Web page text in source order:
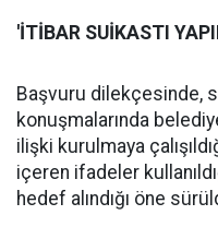
'İTİBAR SUİKASTI
Başvuru dilekçesinde,
konuşmalarında
ilişki kurulmaya
içeren ifadeler
hedef alındığı öne